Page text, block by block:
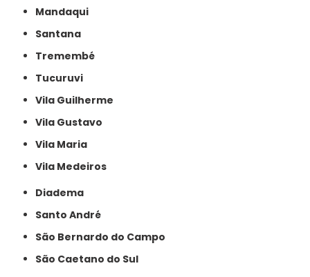
Mandaqui
Santana
Tremembé
Tucuruvi
Vila Guilherme
Vila Gustavo
Vila Maria
Vila Medeiros
Diadema
Santo André
São Bernardo do Campo
São Caetano do Sul